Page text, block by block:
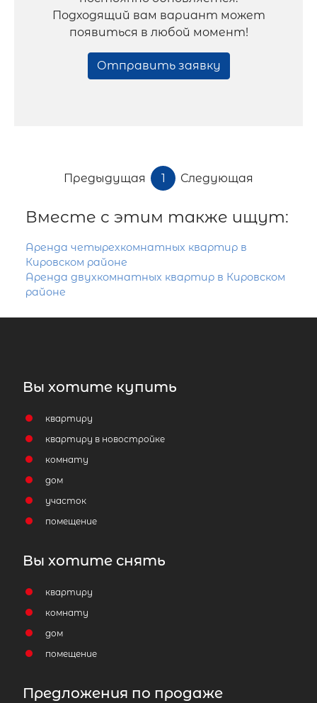
Подходящий вам вариант может
появиться в любой момент!
Отправить заявку
Предыдущая 1 Следующая
Вместе с этим также ищут:
Аренда четырехкомнатных квартир в
Кировском районе
Аренда двухкомнатных квартир в Кировском
районе
Вы хотите купить
квартиру
квартиру в новостройке
комнату
дом
участок
помещение
Вы хотите снять
квартиру
комнату
дом
помещение
Предложения по продаже